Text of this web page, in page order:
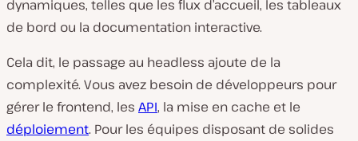
dynamiques, telles que les flux d’accueil, les tableaux
de bord ou la documentation interactive.
Cela dit, le passage au headless ajoute de la
complexité. Vous avez besoin de développeurs pour
gérer le frontend, les API, la mise en cache et le
déploiement. Pour les équipes disposant de solides